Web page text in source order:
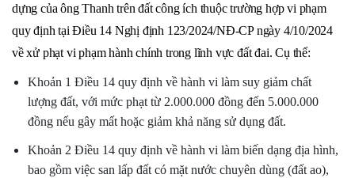
dựng của ông Thanh trên đất công ích thuộc trường hợp vi phạm
quy định tại Điều 14 Nghị định 123/2024/NĐ-CP ngày 4/10/2024
về xử phạt vi phạm hành chính trong lĩnh vực đất đai. Cụ thể:
Khoản 1 Điều 14 quy định về hành vi làm suy giảm chất
lượng đất, với mức phạt từ 2.000.000 đồng đến 5.000.000
đồng nếu gây mất hoặc giảm khả năng sử dụng đất.
Khoản 2 Điều 14 quy định về hành vi làm biến dạng địa hình,
bao gồm việc san lấp đất có mặt nước chuyên dùng (đất ao),